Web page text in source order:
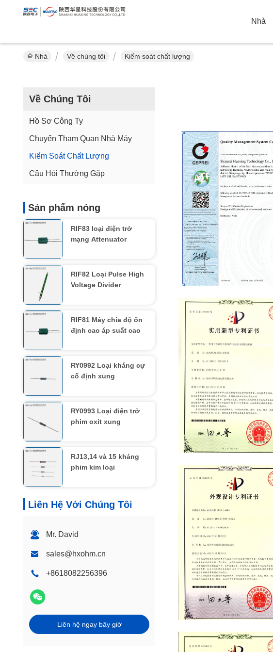
Nhà
Nhà Về chúng tôi Kiểm soát chất lượng
Về Chúng Tôi
Hồ Sơ Công Ty
Chuyến Tham Quan Nhà Máy
Kiểm Soát Chất Lượng
Câu Hỏi Thường Gặp
Sản phẩm nóng
RIF83 loại điện trở
mạng Attenuator
RIF82 Loại Pulse High
Voltage Divider
RIF81 Máy chia độ ổn
định cao áp suất cao
RY0992 Loại kháng cự
cố định xung
RY0993 Loại điện trở
phim oxit xung
RJ13,14 và 15 kháng
phim kim loại
Liên Hệ Với Chúng Tôi
Mr. David
sales@hxohm.cn
+8618082256396
Liên hệ ngay bây giờ
Certificate